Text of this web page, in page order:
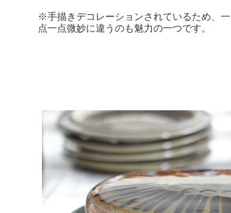
※手描きデコレーションされているため、一
点一点微妙に違うのも魅力の一つです。